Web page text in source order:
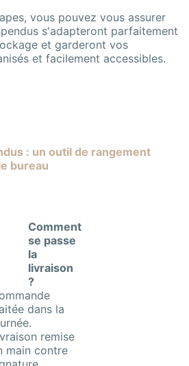
vous pouvez vous assurer
s'adapteront parfaitement
et garderont vos
et facilement accessibles.
: un outil de rangement
bureau
Comment
se passe
la
livraison
?
dans la
remise
main contre